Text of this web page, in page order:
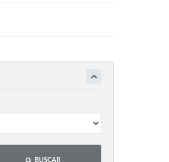
BUSCAR